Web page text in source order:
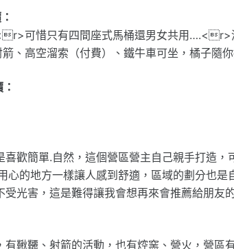
可惜只有四間座式馬桶還男女共用….<r>
、高空溜索（付費）、鐵牛車可坐，橘子隨
歡簡單.自然，這個營區營主自己親手打造，
心的地方一樣讓人感到舒適，區域的劃分也是
光害，這是難得讓我會想再來會推薦給朋友
有鞦韆、射箭的活動，也有焢窯、營火，營